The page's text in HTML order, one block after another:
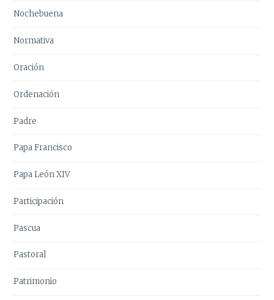
Nochebuena
Normativa
Oración
Ordenación
Padre
Papa Francisco
Papa León XIV
Participación
Pascua
Pastoral
Patrimonio